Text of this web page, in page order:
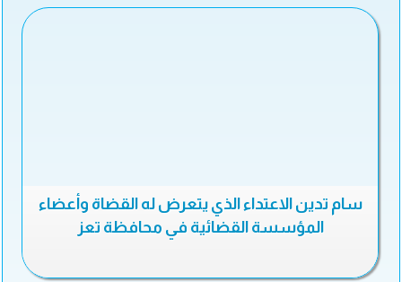
سام تدين الاعتداء الذي يتعرض له القضاة وأعضاء
المؤسسة القضائية في محافظة تعز